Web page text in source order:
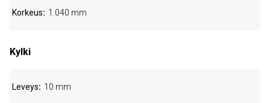
Korkeus 1.040 mm
Kylki
Leveys 10 mm